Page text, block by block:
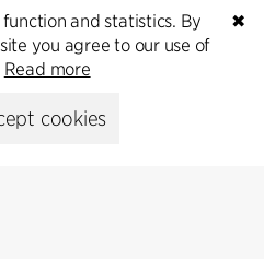
✖
and statistics. By
you agree to our use of
Read more
cookies